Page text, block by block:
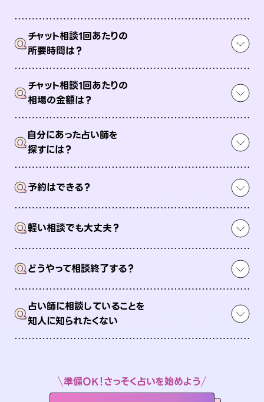
Qチャット相談1回あたりの
所要時間は？
Qチャット相談1回あたりの
相場の金額は？
Q自分にあった占い師を
探すには？
Q予約はできる？
Q軽い相談でも大丈夫？
Qどうやって相談終了する？
Q占い師に相談していることを
知人に知られたくない
準備OK！さっそく占いを始めよう